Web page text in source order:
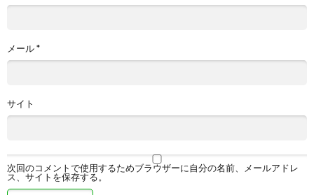
メール*
サイト
次回のコメントで使用するためブラウザーに自分の名前、メールアドレ
ス、サイトを保存する。